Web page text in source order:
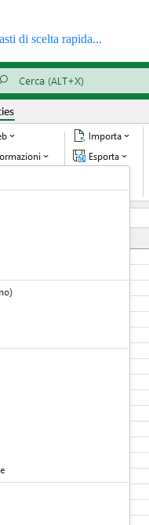
di scelta rapida...